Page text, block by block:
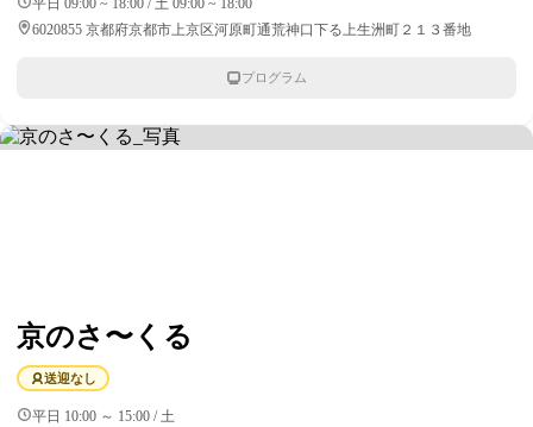
平日 09:00 ~ 18:00 / 土 09:00 ~ 18:00
6020855 京都府京都市上京区河原町通荒神口下る上生洲町２１３番地
プログラム
京のさ〜くる
送迎なし
平日 10:00 ～ 15:00 / 土